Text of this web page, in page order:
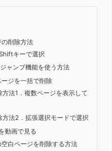
の削除方法
キーで選択
ャンプ機能を使う方法
ージを一括で削除
法1．複数ページを表示して
法2．拡張選択モードで選択
動画で見る
空白ページを削除する方法